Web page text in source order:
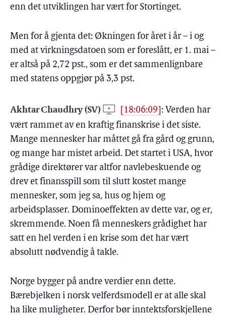
enn det utviklingen har vært for Stortinget.
Men for å gjenta det: Økningen for året i år – i og
med at virkningsdatoen som er foreslått, er 1. mai –
er altså på 2,72 pst., som er det sammenlignbare
med statens oppgjør på 3,3 pst.
Akhtar Chaudhry (SV) [18:06:09] : Verden har
vært rammet av en kraftig finanskrise i det siste.
Mange mennesker har måttet gå fra gård og grunn,
og mange har mistet arbeid. Det startet i USA, hvor
grådige direktører var altfor navlebeskuende og
drev et finansspill som til slutt kostet mange
mennesker, som jeg sa, hus og hjem og
arbeidsplasser. Dominoeffekten av dette var, og er,
skremmende. Noen få menneskers grådighet har
satt en hel verden i en krise som det har vært
absolutt nødvendig å takle.
Norge bygger på andre verdier enn dette.
Bærebjelken i norsk velferdsmodell er at alle skal
ha like muligheter. Derfor bør inntektsforskjellene